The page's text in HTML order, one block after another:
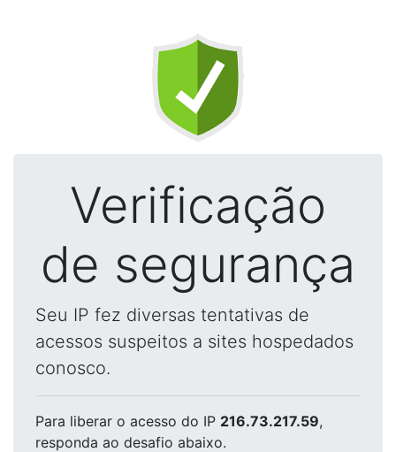
Verificação
de segurança
Seu IP fez diversas tentativas de
acessos suspeitos a sites hospedados
conosco.
Para liberar o acesso do IP 216.73.217.59,
responda ao desafio abaixo.